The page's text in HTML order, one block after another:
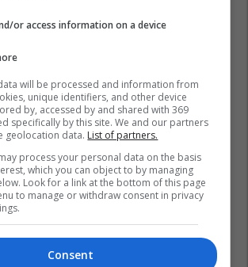
Brazilit
or access information on a device
will be processed and information from
unique identifiers, and other device
by, accessed by and shared with 369
specifically by this site. We and our partners
geolocation data. List of partners.
process your personal data on the basis
which you can object to by managing
Look for a link at the bottom of this page
to manage or withdraw consent in privacy
Consent